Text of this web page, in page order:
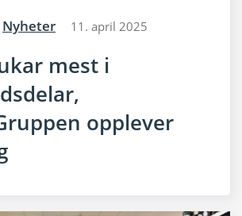
Nyheter 11. april 2025
mest i
opplever